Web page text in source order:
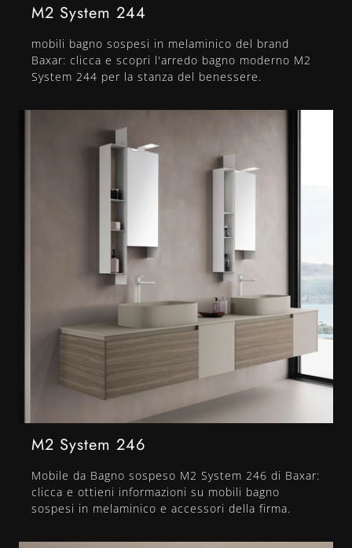
M2 System 244
mobili bagno sospesi in melaminico del brand
Baxar: clicca e scopri l'arredo bagno moderno M2
System 244 per la stanza del benessere.
M2 System 246
Mobile da Bagno sospeso M2 System 246 di Baxar:
clicca e ottieni informazioni su mobili bagno
sospesi in melaminico e accessori della firma.